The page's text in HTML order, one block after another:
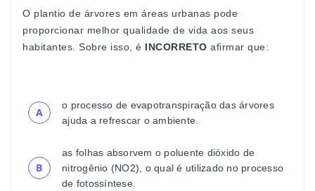
O plantio de árvores em áreas urbanas pode
proporcionar melhor qualidade de vida aos seus
habitantes. Sobre isso, é INCORRETO afirmar que:
A
o processo de evapotranspiração das árvores
ajuda a refrescar o ambiente.
B
as folhas absorvem o poluente dióxido de
nitrogênio (NO2), o qual é utilizado no processo
de fotossíntese.